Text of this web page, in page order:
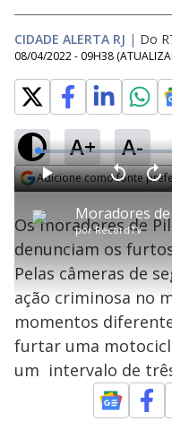
CIDADE ALERTA RJ | Do
08/04/2022 - 09H38
A+ A-
Adicione como fonte
porRecordTV
P V
l
t
a
r
0
e
g
n
d
o
s
A
n
r
1
s
e
u
n
o
s
L
o
a
d
e
4
.
3
1
%
Os moradores de
denunciam os
Pelas câmeras de
ação criminosa no
momentos
furtar uma
um intervalo de